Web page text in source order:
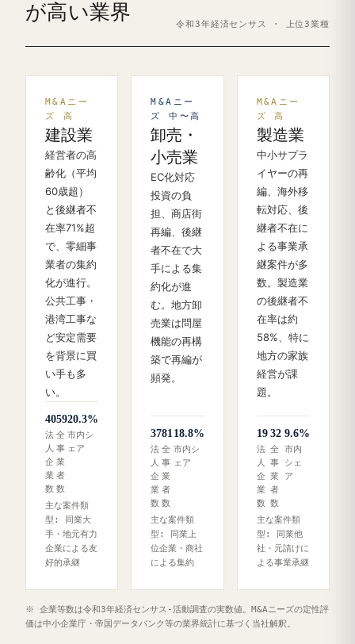
が高い業界
令和3年経済センサス · 上位3業種
M&Aニー
ズ 高
建設業
経営者の高
齢化（平均
60歳超）
と後継者不
在率71%超
で、零細事
業者の集約
化が進行。
公共工事・
港湾工事な
ど安定需要
を背景に買
い手も多
い。
40
法
人
企
業
数
59
全
事
業
者
数
20.3%
市内シ
ェア
主な案件類
型: 同業大
手・地元有力
企業による友
好的承継
M&Aニー
ズ 中〜高
卸売・
小売業
EC化対応
投資の負
担、商店街
再編、後継
者不在で大
手による集
約化が進
む。地方卸
売業は問屋
機能の再構
築で再編が
頻発。
37
法
人
企
業
数
81
全
事
業
者
数
18.8%
市内シ
ェア
主な案件類
型: 同業上
位企業・商社
による集約
M&Aニー
ズ 高
製造業
中小サプラ
イヤーの再
編、海外移
転対応、後
継者不在に
よる事業承
継案件が多
数。製造業
の後継者不
在率は約
58%、特に
地方の家族
経営が課
題。
19
法
人
企
業
数
32
全
事
業
者
数
9.6%
市内
シェ
ア
主な案件類
型: 同業他
社・元請けに
よる事業承継
※ 企業等数は令和3年経済センサス‐活動調査の実数値。M&Aニーズの定性評
価は中小企業庁・帝国データバンク等の業界統計に基づく当社解釈。